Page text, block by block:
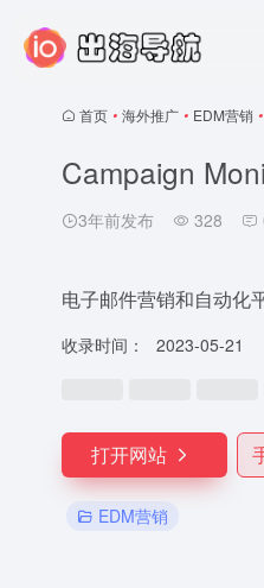
首页 • 海外推广 • EDM营销 •
Campaign
3年前发布 328
电子邮件营销和自动化
收录时间： 2023-05-21
打开网站
EDM营销